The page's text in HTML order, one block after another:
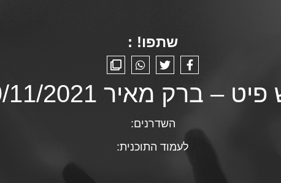
שתפו! :
– ברק מאיר 29/11/2021
השדרנים:
לעמוד התוכנית: